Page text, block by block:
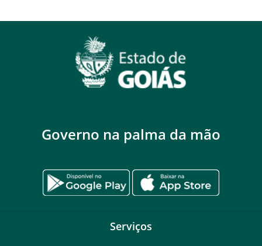
Governo na palma da mão
Serviços